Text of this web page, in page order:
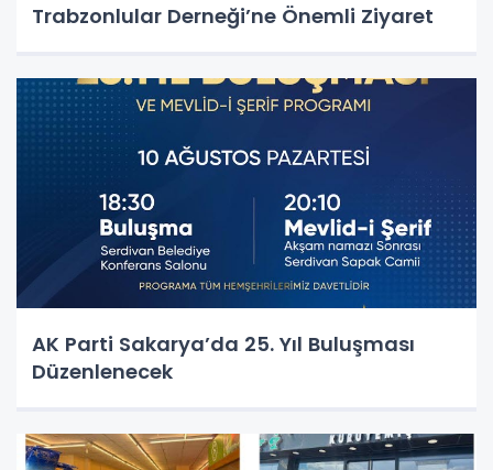
Trabzonlular Derneği’ne Önemli Ziyaret
AK Parti Sakarya’da 25. Yıl Buluşması
Düzenlenecek